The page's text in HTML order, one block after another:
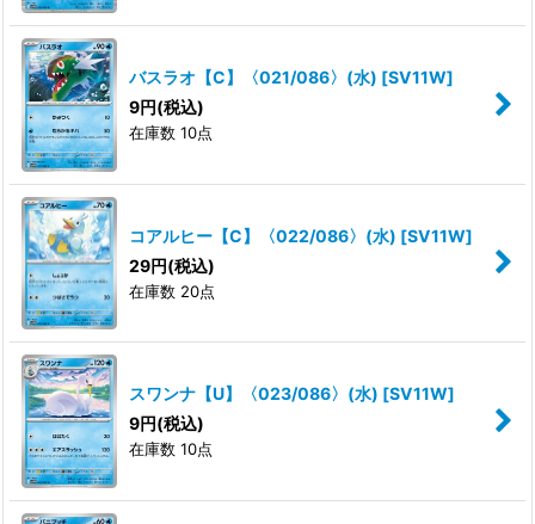
バスラオ【C】〈021/086〉(水) [SV11W]
9円(税込)
在庫数 10点
コアルヒー【C】〈022/086〉(水) [SV11W]
29円(税込)
在庫数 20点
スワンナ【U】〈023/086〉(水) [SV11W]
9円(税込)
在庫数 10点